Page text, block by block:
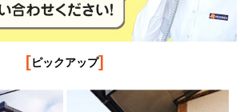
[ピックアップ]